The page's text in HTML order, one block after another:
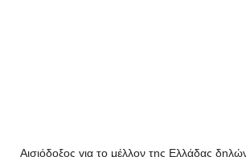
Αισιόδοξος για το μέλλον της Ελλάδας